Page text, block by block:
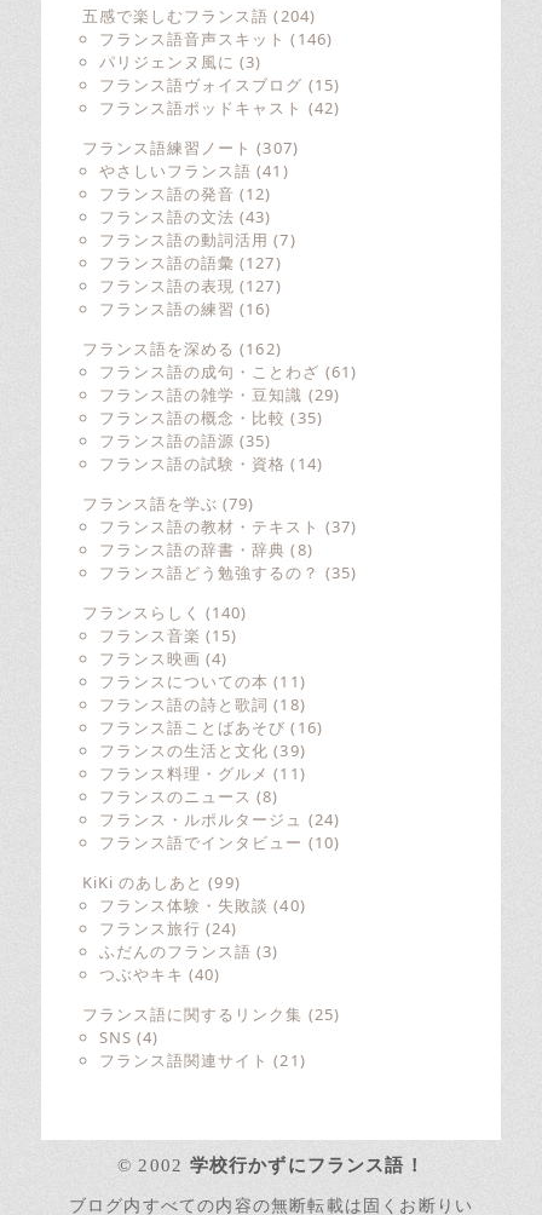
五感で楽しむフランス語 (204)
フランス語音声スキット (146)
パリジェンヌ風に (3)
フランス語ヴォイスブログ (15)
フランス語ポッドキャスト (42)
フランス語練習ノート (307)
やさしいフランス語 (41)
フランス語の発音 (12)
フランス語の文法 (43)
フランス語の動詞活用 (7)
フランス語の語彙 (127)
フランス語の表現 (127)
フランス語の練習 (16)
フランス語を深める (162)
フランス語の成句・ことわざ (61)
フランス語の雑学・豆知識 (29)
フランス語の概念・比較 (35)
フランス語の語源 (35)
フランス語の試験・資格 (14)
フランス語を学ぶ (79)
フランス語の教材・テキスト (37)
フランス語の辞書・辞典 (8)
フランス語どう勉強するの？ (35)
フランスらしく (140)
フランス音楽 (15)
フランス映画 (4)
フランスについての本 (11)
フランス語の詩と歌詞 (18)
フランス語ことばあそび (16)
フランスの生活と文化 (39)
フランス料理・グルメ (11)
フランスのニュース (8)
フランス・ルポルタージュ (24)
フランス語でインタビュー (10)
KiKi のあしあと (99)
フランス体験・失敗談 (40)
フランス旅行 (24)
ふだんのフランス語 (3)
つぶやキキ (40)
フランス語に関するリンク集 (25)
SNS (4)
フランス語関連サイト (21)
© 2002 学校行かずにフランス語！
ブログ内すべての内容の無断転載は固くお断りい